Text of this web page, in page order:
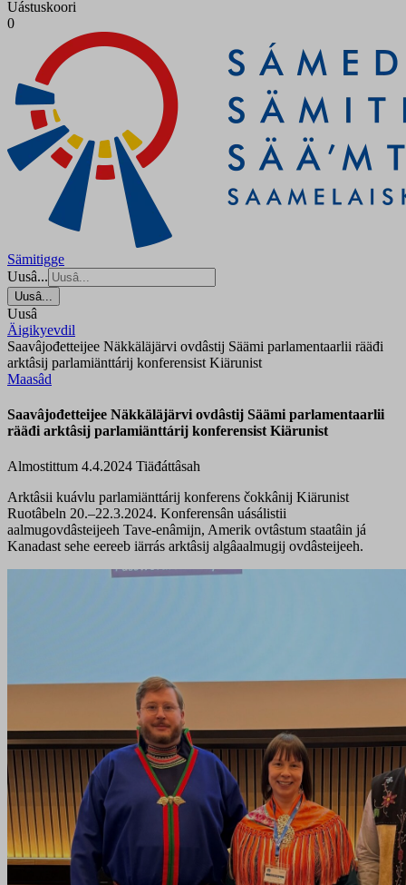
Uástuskoori
0
Sämitigge
Uusâ...
Uusâ...
Uusâ
Äigikyevdil
Saavâjođetteijee Näkkäläjärvi ovdâstij Säämi parlamentaarlii rääđi
arktâsij parlamiänttárij konferensist Kiärunist
Maasâd
Saavâjođetteijee Näkkäläjärvi ovdâstij Säämi parlamentaarlii
rääđi arktâsij parlamiänttárij konferensist Kiärunist
Almostittum 4.4.2024 Tiäđáttâsah
Arktâsii kuávlu parlamiänttárij konferens čokkânij Kiärunist
Ruotâbeln 20.–22.3.2024. Konferensân uásálistii
aalmugovdâsteijeeh Tave-enâmijn, Amerik ovtâstum staatâin já
Kanadast sehe eereeb iärrás arktâsij algâaalmugij ovdâsteijeeh.